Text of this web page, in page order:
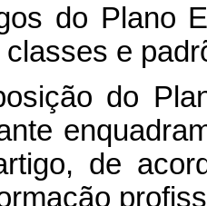
do Plano
e
do
de